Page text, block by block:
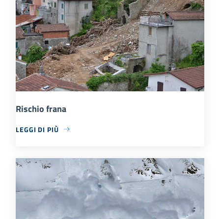
Rischio frana
LEGGI DI PIÙ